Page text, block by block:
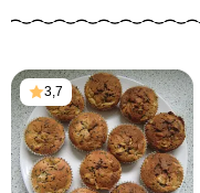
3,7